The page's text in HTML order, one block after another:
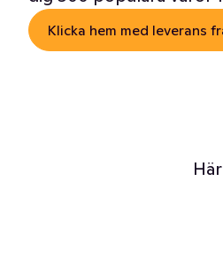
Klicka hem med leverans